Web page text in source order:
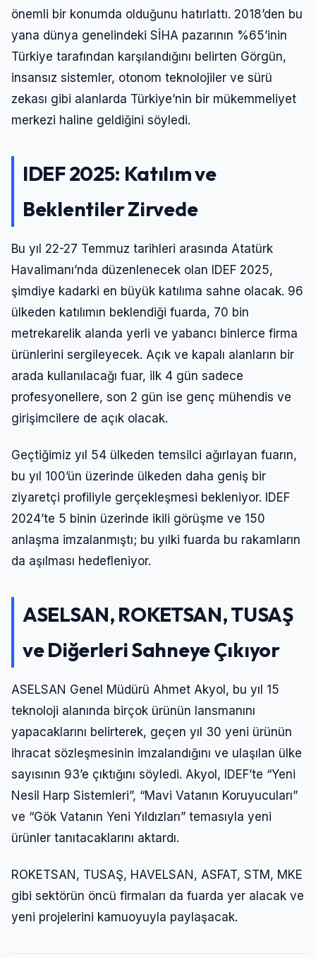
önemli bir konumda olduğunu hatırlattı. 2018’den bu
yana dünya genelindeki SİHA pazarının %65’inin
Türkiye tarafından karşılandığını belirten Görgün,
insansız sistemler, otonom teknolojiler ve sürü
zekası gibi alanlarda Türkiye’nin bir mükemmeliyet
merkezi haline geldiğini söyledi.
IDEF 2025: Katılım ve
Beklentiler Zirvede
Bu yıl 22-27 Temmuz tarihleri arasında Atatürk
Havalimanı’nda düzenlenecek olan IDEF 2025,
şimdiye kadarki en büyük katılıma sahne olacak. 96
ülkeden katılımın beklendiği fuarda, 70 bin
metrekarelik alanda yerli ve yabancı binlerce firma
ürünlerini sergileyecek. Açık ve kapalı alanların bir
arada kullanılacağı fuar, ilk 4 gün sadece
profesyonellere, son 2 gün ise genç mühendis ve
girişimcilere de açık olacak.
Geçtiğimiz yıl 54 ülkeden temsilci ağırlayan fuarın,
bu yıl 100’ün üzerinde ülkeden daha geniş bir
ziyaretçi profiliyle gerçekleşmesi bekleniyor. IDEF
2024’te 5 binin üzerinde ikili görüşme ve 150
anlaşma imzalanmıştı; bu yılki fuarda bu rakamların
da aşılması hedefleniyor.
ASELSAN, ROKETSAN, TUSAŞ
ve Diğerleri Sahneye Çıkıyor
ASELSAN Genel Müdürü Ahmet Akyol, bu yıl 15
teknoloji alanında birçok ürünün lansmanını
yapacaklarını belirterek, geçen yıl 30 yeni ürünün
ihracat sözleşmesinin imzalandığını ve ulaşılan ülke
sayısının 93’e çıktığını söyledi. Akyol, IDEF’te “Yeni
Nesil Harp Sistemleri”, “Mavi Vatanın Koruyucuları”
ve “Gök Vatanın Yeni Yıldızları” temasıyla yeni
ürünler tanıtacaklarını aktardı.
ROKETSAN, TUSAŞ, HAVELSAN, ASFAT, STM, MKE
gibi sektörün öncü firmaları da fuarda yer alacak ve
yeni projelerini kamuoyuyla paylaşacak.